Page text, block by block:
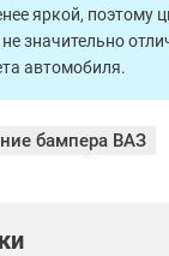
яркой, поэтому
значительно
автомобиля.
бампера ВАЗ